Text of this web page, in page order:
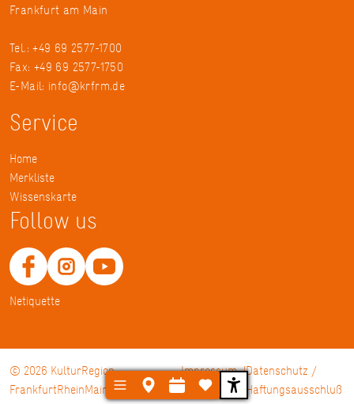
Frankfurt am Main
Tel.: +49 69 2577-1700
Fax: +49 69 2577-1750
E-Mail: info@krfrm.de
Service
Home
Merkliste
Wissenskarte
Follow us
Netiquette
© 2026 KulturRegion
FrankfurtRheinMain gGmbH
Impressum Datenschutz /
Haftungsausschluß